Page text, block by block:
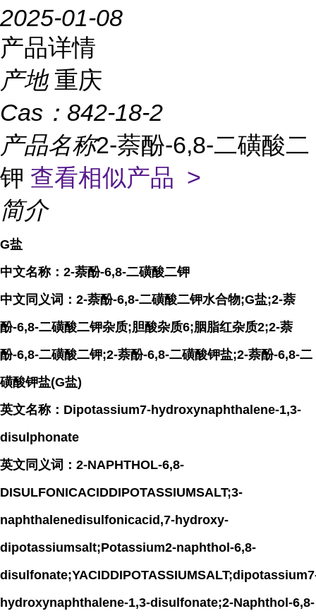
2025-01-08
产品详情
产地 重庆
Cas： 842-18-2
产品名称2-萘酚-6,8-二磺酸二
钾 查看相似产品 >
简介
G盐
中文名称：2-萘酚-6,8-二磺酸二钾
中文同义词：2-萘酚-6,8-二磺酸二钾水合物;G盐;2-萘
酚-6,8-二磺酸二钾杂质;胆酸杂质6;胭脂红杂质2;2-萘
酚-6,8-二磺酸二钾;2-萘酚-6,8-二磺酸钾盐;2-萘酚-6,8-二
磺酸钾盐(G盐)
英文名称：Dipotassium7-hydroxynaphthalene-1,3-
disulphonate
英文同义词：2-NAPHTHOL-6,8-
DISULFONICACIDDIPOTASSIUMSALT;3-
naphthalenedisulfonicacid,7-hydroxy-
dipotassiumsalt;Potassium2-naphthol-6,8-
hydroxynaphthalene-1,3-disulfonate;2-Naphthol-6,8-